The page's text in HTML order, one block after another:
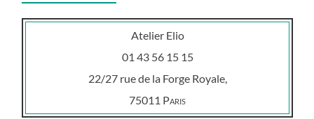
Atelier Elio
01 43 56 15 15
22/27 rue de la Forge Royale,
75011 Paris